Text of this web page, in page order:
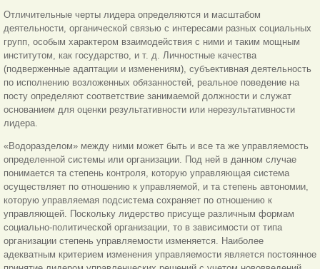
Отличительные черты лидера определяются и масштабом
деятельности, органической связью с интересами разных социальных
групп, особым характером взаимодействия с ними и таким мощным
институтом, как государство, и т. д. Личностные качества
(подверженные адаптации и изменениям), субъективная деятельность
по исполнению возложенных обязанностей, реальное поведение на
посту определяют соответствие занимаемой должности и служат
основанием для оценки результативности или нерезультативности
лидера.
«Водоразделом» между ними может быть и все та же управляемость
определенной системы или организации. Под ней в данном случае
понимается та степень контроля, которую управляющая система
осуществляет по отношению к управляемой, и та степень автономии,
которую управляемая подсистема сохраняет по отношению к
управляющей. Поскольку лидерство присуще различным формам
социально-политической организации, то в зависимости от типа
организации степень управляемости изменяется. Наиболее
адекватным критерием изменения управляемости является постоянное